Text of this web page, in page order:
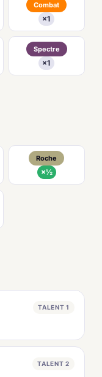
Combat
×1
Spectre
×1
Roche
×½
TALENT 1
TALENT 2